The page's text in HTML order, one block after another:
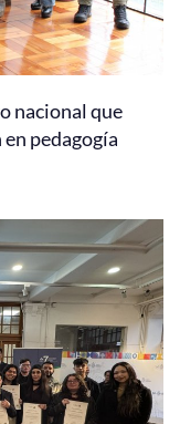
nacional que
pedagogía